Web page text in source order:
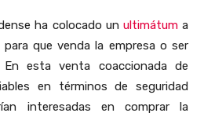
ha colocado un ultimátuma
que venda la empresa o ser
esta venta coaccionada de
en términos de seguridad
interesadas en comprar la